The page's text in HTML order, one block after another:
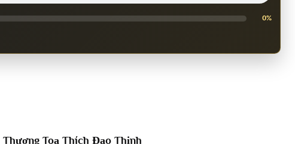
0%
Thượng Toạ Thích Đạo Thịnh